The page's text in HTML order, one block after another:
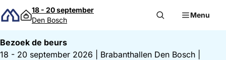
Direct naar inhoud
18 - 20 september
Den Bosch
Menu
Bezoek de beurs
18 - 20 september 2026
Brabanthallen Den Bosch